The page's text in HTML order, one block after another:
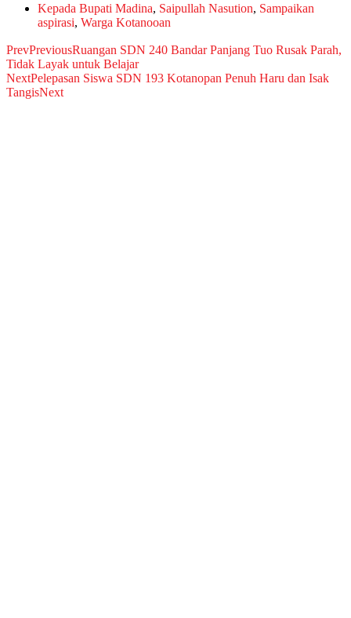
Kepada Bupati Madina, Saipullah Nasution, Sampaikan
aspirasi, Warga Kotanooan
PrevPreviousRuangan SDN 240 Bandar Panjang Tuo Rusak Parah,
Tidak Layak untuk Belajar
NextPelepasan Siswa SDN 193 Kotanopan Penuh Haru dan Isak
TangisNext